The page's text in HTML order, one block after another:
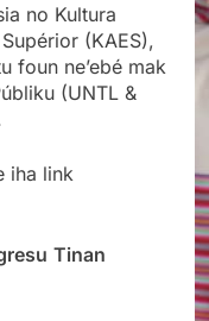
no Kultura
(KAES),
foun ne’ebé mak
(UNTL &
iha link
Tinan